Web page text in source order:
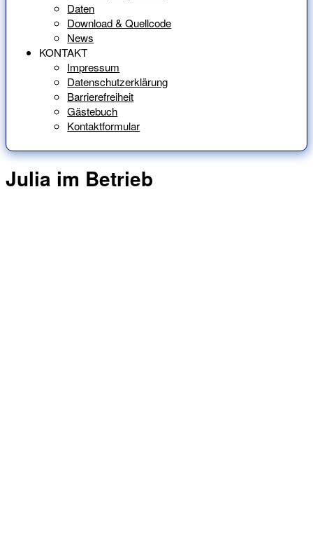
Daten
Download & Quellcode
News
KONTAKT
Impressum
Datenschutzerklärung
Barrierefreiheit
Gästebuch
Kontaktformular
Julia im Betrieb